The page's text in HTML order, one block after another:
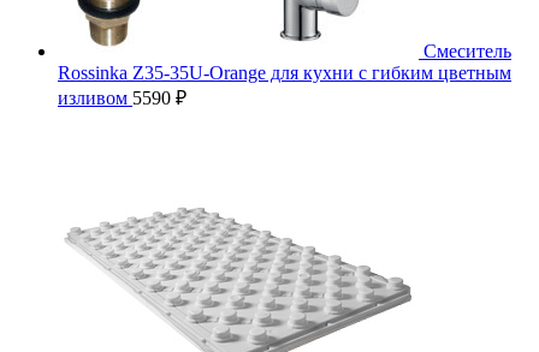
Смеситель
Rossinka Z35-35U-Orange для кухни с гибким цветным
изливом 5590 ₽